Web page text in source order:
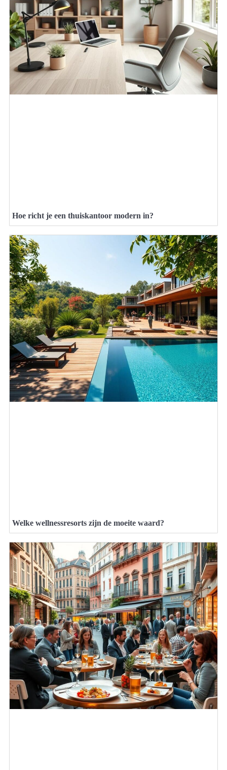
Hoe richt je een thuiskantoor modern in?
Welke wellnessresorts zijn de moeite waard?